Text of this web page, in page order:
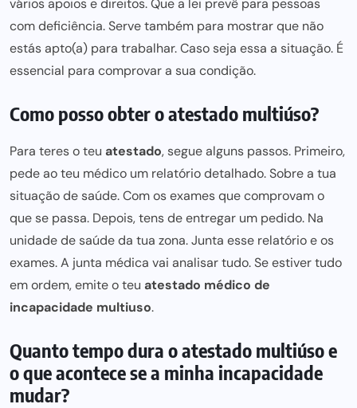
vários apoios e direitos. Que a lei prevê para pessoas
com deficiência. Serve também para mostrar que não
estás apto(a) para trabalhar. Caso seja essa a situação. É
essencial para comprovar a sua condição.
Como posso obter o atestado multiúso?
Para teres o teu atestado, segue alguns passos. Primeiro,
pede ao teu médico um relatório detalhado. Sobre a tua
situação de saúde. Com os exames que comprovam o
que se passa. Depois, tens de entregar um pedido. Na
unidade de saúde da tua zona. Junta esse relatório e os
exames. A junta médica vai analisar tudo. Se estiver tudo
em ordem, emite o teu atestado médico de
incapacidade multiuso.
Quanto tempo dura o atestado multiúso e
o que acontece se a minha incapacidade
mudar?